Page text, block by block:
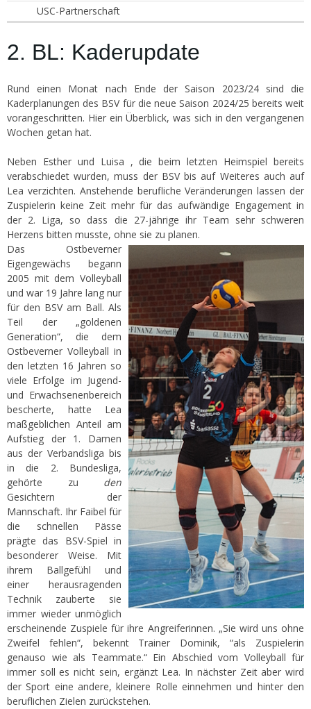
USC-Partnerschaft
2. BL: Kaderupdate
Rund einen Monat nach Ende der Saison 2023/24 sind die
Kaderplanungen des BSV für die neue Saison 2024/25 bereits weit
vorangeschritten. Hier ein Überblick, was sich in den vergangenen
Wochen getan hat.
Neben Esther und Luisa , die beim letzten Heimspiel bereits
verabschiedet wurden, muss der BSV bis auf Weiteres auch auf
Lea verzichten. Anstehende berufliche Veränderungen lassen der
Zuspielerin keine Zeit mehr für das aufwändige Engagement in
der 2. Liga, so dass die 27-jährige ihr Team sehr schweren
Herzens bitten musste, ohne sie zu planen.
Das Ostbeverner
Eigengewächs begann
2005 mit dem Volleyball
und war 19 Jahre lang nur
für den BSV am Ball. Als
Teil der „goldenen
Generation“, die dem
Ostbeverner Volleyball in
den letzten 16 Jahren so
viele Erfolge im Jugend-
und Erwachsenenbereich
bescherte, hatte Lea
maßgeblichen Anteil am
Aufstieg der 1. Damen
aus der Verbandsliga bis
in die 2. Bundesliga,
gehörte zu den
Gesichtern der
Mannschaft. Ihr Faibel für
die schnellen Pässe
prägte das BSV-Spiel in
besonderer Weise. Mit
ihrem Ballgefühl und
einer herausragenden
Technik zauberte sie
immer wieder unmöglich
erscheinende Zuspiele für ihre Angreiferinnen. „Sie wird uns ohne
Zweifel fehlen“, bekennt Trainer Dominik, “als Zuspielerin
genauso wie als Teammate.“ Ein Abschied vom Volleyball für
immer soll es nicht sein, ergänzt Lea. In nächster Zeit aber wird
der Sport eine andere, kleinere Rolle einnehmen und hinter den
beruflichen Zielen zurückstehen.